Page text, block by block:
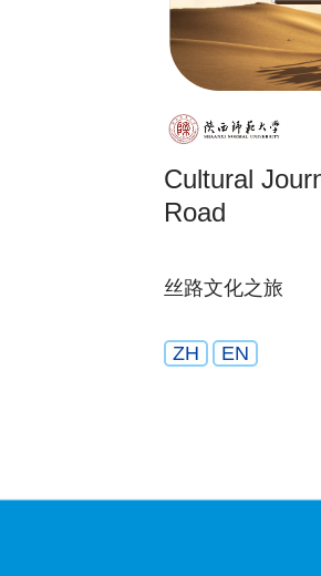
Cultural
Road
丝路文化之旅
ZH EN